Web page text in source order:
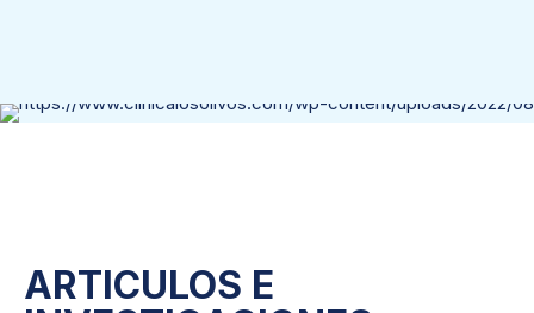
ARTICULOS E